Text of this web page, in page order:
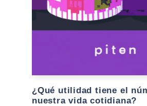
¿Qué utilidad tiene el
nuestra vida cotidiana?